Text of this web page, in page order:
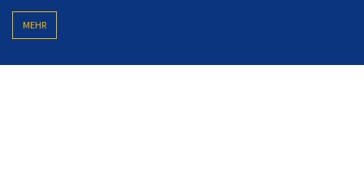
MEHR